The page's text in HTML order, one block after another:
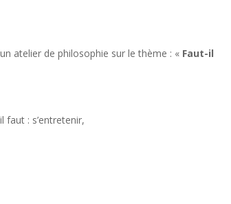
atelier de philosophie sur le thème : « Faut-il
: s’entretenir,